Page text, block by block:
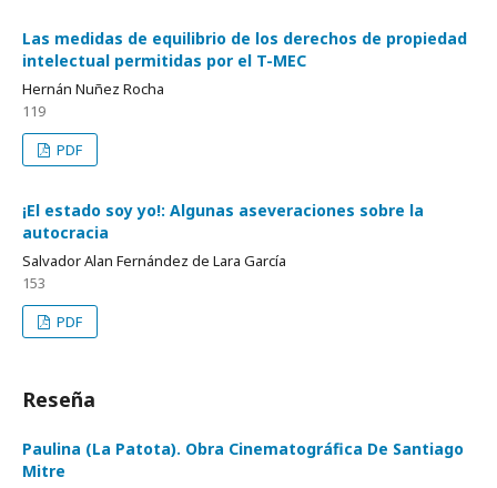
Las medidas de equilibrio de los derechos de propiedad
intelectual permitidas por el T-MEC
Hernán Nuñez Rocha
119
PDF
¡El estado soy yo!: Algunas aseveraciones sobre la
autocracia
Salvador Alan Fernández de Lara García
153
PDF
Reseña
Paulina (La Patota). Obra Cinematográfica De Santiago
Mitre